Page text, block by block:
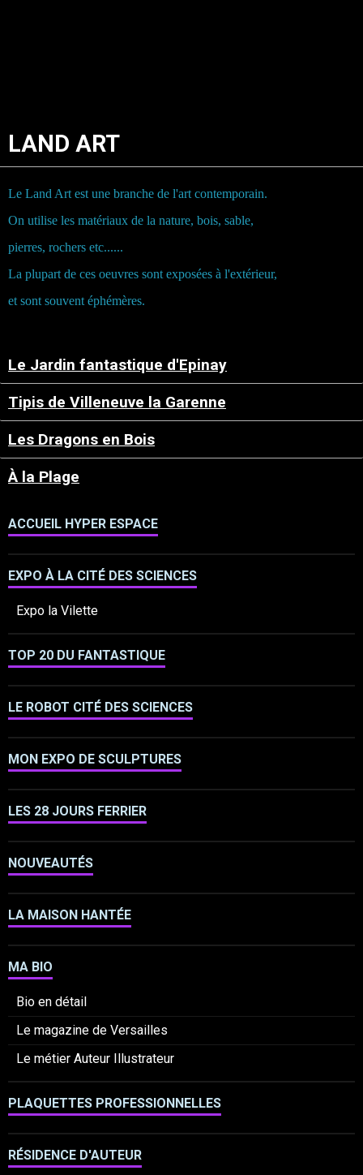
LAND ART
Le Land Art est une branche de l'art contemporain.
On utilise les matériaux de la nature, bois, sable,
pierres, rochers etc......
La plupart de ces oeuvres sont exposées à l'extérieur,
et sont souvent éphémères.
Le Jardin fantastique d'Epinay
Tipis de Villeneuve la Garenne
Les Dragons en Bois
À la Plage
ACCUEIL HYPER ESPACE
EXPO À LA CITÉ DES SCIENCES
Expo la Vilette
TOP 20 DU FANTASTIQUE
LE ROBOT CITÉ DES SCIENCES
MON EXPO DE SCULPTURES
LES 28 JOURS FERRIER
NOUVEAUTÉS
LA MAISON HANTÉE
MA BIO
Bio en détail
Le magazine de Versailles
Le métier Auteur Illustrateur
PLAQUETTES PROFESSIONNELLES
RÉSIDENCE D'AUTEUR